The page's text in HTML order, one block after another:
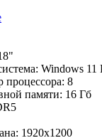
Windows 11
процессора: 8
памяти: 16 Гб
1920x1200